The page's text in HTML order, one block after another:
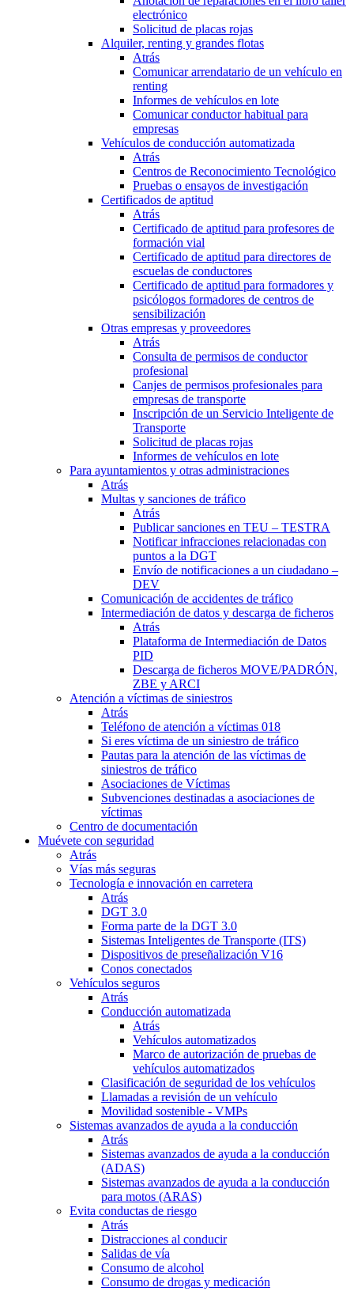
electrónico
Solicitud de placas rojas
Alquiler, renting y grandes flotas
Atrás
Comunicar arrendatario de un vehículo en
renting
Informes de vehículos en lote
Comunicar conductor habitual para
empresas
Vehículos de conducción automatizada
Atrás
Centros de Reconocimiento Tecnológico
Pruebas o ensayos de investigación
Certificados de aptitud
Atrás
Certificado de aptitud para profesores de
formación vial
Certificado de aptitud para directores de
escuelas de conductores
Certificado de aptitud para formadores y
psicólogos formadores de centros de
sensibilización
Otras empresas y proveedores
Atrás
Consulta de permisos de conductor
profesional
Canjes de permisos profesionales para
empresas de transporte
Inscripción de un Servicio Inteligente de
Transporte
Solicitud de placas rojas
Informes de vehículos en lote
Para ayuntamientos y otras administraciones
Atrás
Multas y sanciones de tráfico
Atrás
Publicar sanciones en TEU – TESTRA
Notificar infracciones relacionadas con
puntos a la DGT
Envío de notificaciones a un ciudadano –
DEV
Comunicación de accidentes de tráfico
Intermediación de datos y descarga de ficheros
Atrás
Plataforma de Intermediación de Datos
PID
Descarga de ficheros MOVE/PADRÓN,
ZBE y ARCI
Atención a víctimas de siniestros
Atrás
Teléfono de atención a víctimas 018
Si eres víctima de un siniestro de tráfico
Pautas para la atención de las víctimas de
siniestros de tráfico
Asociaciones de Víctimas
Subvenciones destinadas a asociaciones de
víctimas
Centro de documentación
Muévete con seguridad
Atrás
Vías más seguras
Tecnología e innovación en carretera
Atrás
DGT 3.0
Forma parte de la DGT 3.0
Sistemas Inteligentes de Transporte (ITS)
Dispositivos de preseñalización V16
Conos conectados
Vehículos seguros
Atrás
Conducción automatizada
Atrás
Vehículos automatizados
Marco de autorización de pruebas de
vehículos automatizados
Clasificación de seguridad de los vehículos
Llamadas a revisión de un vehículo
Movilidad sostenible - VMPs
Sistemas avanzados de ayuda a la conducción
Atrás
Sistemas avanzados de ayuda a la conducción
(ADAS)
Sistemas avanzados de ayuda a la conducción
para motos (ARAS)
Evita conductas de riesgo
Atrás
Distracciones al conducir
Salidas de vía
Consumo de alcohol
Consumo de drogas y medicación